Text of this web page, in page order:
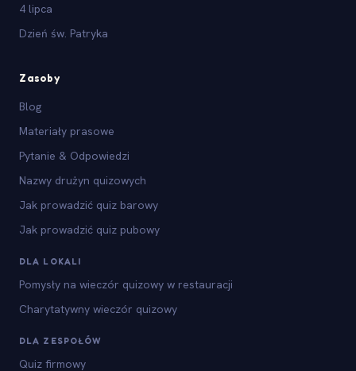
4 lipca
Dzień św. Patryka
Zasoby
Blog
Materiały prasowe
Pytanie & Odpowiedzi
Nazwy drużyn quizowych
Jak prowadzić quiz barowy
Jak prowadzić quiz pubowy
DLA LOKALI
Pomysły na wieczór quizowy w restauracji
Charytatywny wieczór quizowy
DLA ZESPOŁÓW
Quiz firmowy